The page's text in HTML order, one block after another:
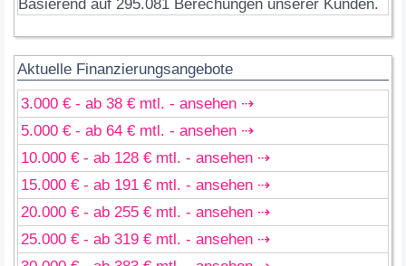
Basierend auf 295.081 Berechungen unserer Kunden.
Aktuelle Finanzierungsangebote
3.000 € - ab 38 € mtl. - ansehen ⇢
5.000 € - ab 64 € mtl. - ansehen ⇢
10.000 € - ab 128 € mtl. - ansehen ⇢
15.000 € - ab 191 € mtl. - ansehen ⇢
20.000 € - ab 255 € mtl. - ansehen ⇢
25.000 € - ab 319 € mtl. - ansehen ⇢